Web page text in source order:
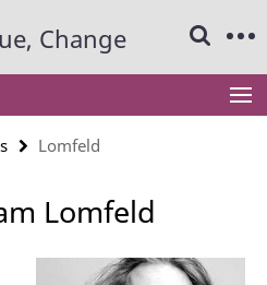
Change
Lomfeld
Lomfeld